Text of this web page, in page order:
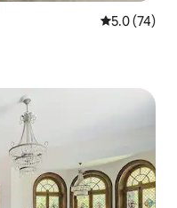
レビュー74
5.0 (74)